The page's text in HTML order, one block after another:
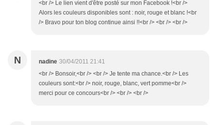
<br /> Le lien vient d'être posté sur mon Facebook !<br />
Alors les couleurs disponibles sont : noir, rouge et blanc !<br
/> Bravo pour ton blog continue ainsi !!<br /> <br /> <br />
N nadine 30/04/2011 21:41
<br /> Bonsoir,<br /> <br /> Je tente ma chance.<br /> Les
couleurs sont:<br /> noir, rouge, blanc, vert pomme<br />
merci pour ce concours<br /> <br /> <br />